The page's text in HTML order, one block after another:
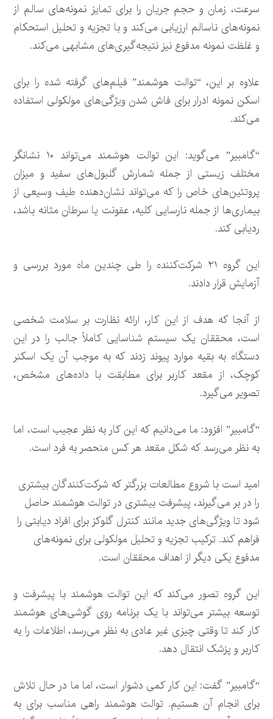
سرعت، زمان و حجم جریان را برای تمایز نمونه‌های سالم از
نمونه‌های ناسالم ارزیابی می‌کند و با تجزیه و تحلیل استحکام
و غلظت نمونه مدفوع نیز نتیجه‌گیری‌های مشابهی می‌کند.
علاوه بر این، “توالت هوشمند” فیلم‌های گرفته شده را برای
اسکن نمونه ادرار برای فاش شدن ویژگی‌های مولکولی استفاده
می‌کند.
“گامبیر” می‌گوید: این توالت هوشمند می‌تواند ۱۰ نشانگر
مختلف زیستی از جمله شمارش گلبول‌های سفید و میزان
پروتئین‌های خاص را که می‌تواند نشان‌دهنده طیف وسیعی از
بیماری‌ها از جمله نارسایی کلیه، عفونت یا سرطان مثانه باشد،
ردیابی کند.
این گروه ۲۱ شرکت‌کننده را طی چندین ماه مورد بررسی و
آزمایش قرار دادند.
از آنجا که هدف از این کار، ارائه نظارت بر سلامت شخصی
است، محققان یک سیستم شناسایی کاملاً جالب را در این
دستگاه به بقیه موارد پیوند زدند که به موجب آن یک اسکنر
کوچک، از مقعد کاربر برای مطابقت با داده‌های مشخص،
تصویر می‌گیرد.
“گامبیر” افزود: ما می‌دانیم که این کار به نظر عجیب است، اما
به نظر می‌رسد که شکل مقعد هر کس منحصر به فرد است.
امید است با شروع مطالعات بزرگتر که شرکت‌کنندگان بیشتری
را در بر می‌گیرند، پیشرفت بیشتری در توالت هوشمند حاصل
شود تا ویژگی‌های جدید مانند کنترل گلوکز برای افراد دیابتی را
فراهم کند. ترکیب تجزیه و تحلیل مولکولی برای نمونه‌های
مدفوع یکی دیگر از اهداف محققان است.
این گروه تصور می‌کند که این توالت هوشمند با پیشرفت و
توسعه بیشتر می‌تواند با یک برنامه روی گوشی‌های هوشمند
کار کند تا وقتی چیزی غیر عادی به نظر می‌رسد، اطلاعات را به
کاربر و پزشک انتقال دهد.
“گامبیر” گفت: این کار کمی دشوار است، اما ما در حال تلاش
برای انجام آن هستیم. توالت هوشمند راهی مناسب برای به